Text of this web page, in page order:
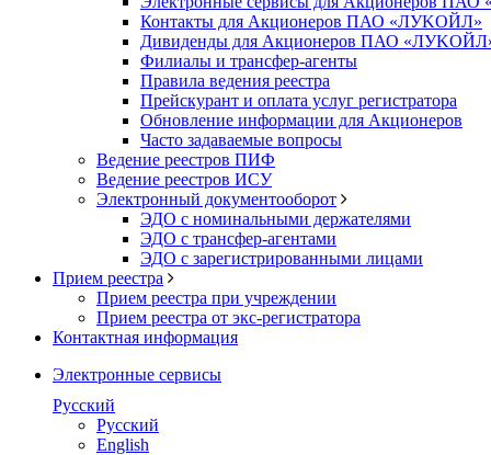
Контакты для Акционеров ПАО «ЛУKOЙЛ»
Дивиденды для Акционеров ПАО
Филиалы и трансфер-агенты
Правила ведения реестра
Прейскурант и оплата услуг регистратора
Обновление информации для Акционеров
Часто задаваемые вопросы
Ведение реестров ПИФ
Ведение реестров ИСУ
Электронный документооборот
ЭДО с номинальными держателями
ЭДО с трансфер-агентами
ЭДО с зарегистрированными лицами
Прием реестра
Прием реестра при учреждении
Прием реестра от экс-регистратора
Контактная информация
Электронные сервисы
Русский
Русский
English